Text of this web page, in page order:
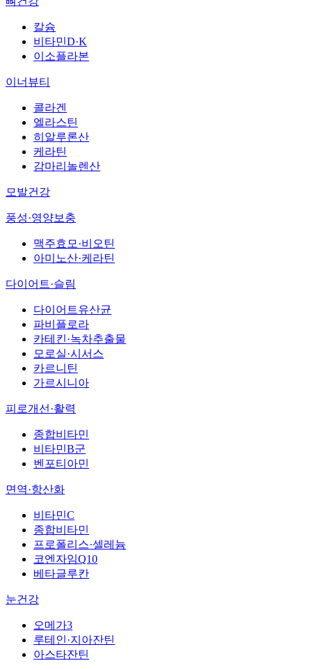
칼슘
비타민D·K
이소플라본
이너뷰티
콜라겐
엘라스틴
히알루론산
케라틴
감마리놀렌산
모발건강
풍성·영양보충
맥주효모·비오틴
아미노산·케라틴
다이어트·슬림
다이어트유산균
파비플로라
카테킨·녹차추출물
모로실·시서스
카르니틴
가르시니아
피로개선·활력
종합비타민
비타민B군
벤포티아민
면역·항산화
비타민C
종합비타민
프로폴리스·셀레늄
코엔자임Q10
베타글루칸
눈건강
오메가3
루테인·지아잔틴
아스타잔틴